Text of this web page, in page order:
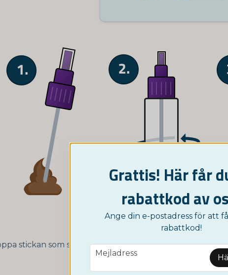
Skruva av locket på
stickan som sitter i locket i avföringsprovet och
Ta fram testkasetten (B) och lägg
Grattis! Här får
rabattkod av
Ange din e-postadress för att få
rabattkod!
email
Mejladress